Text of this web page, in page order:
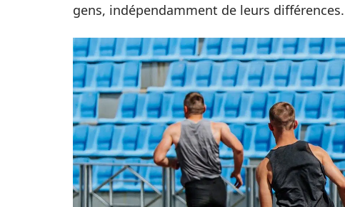
gens, indépendamment de leurs différences.